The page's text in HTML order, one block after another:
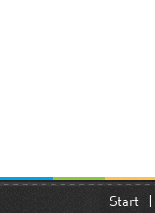
Start